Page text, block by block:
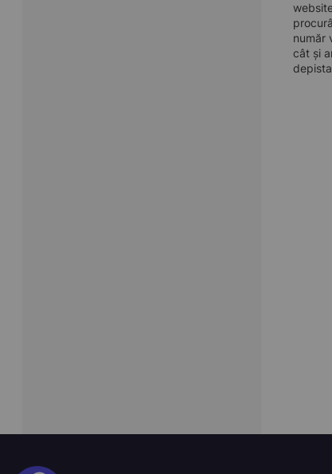
număr
cât și